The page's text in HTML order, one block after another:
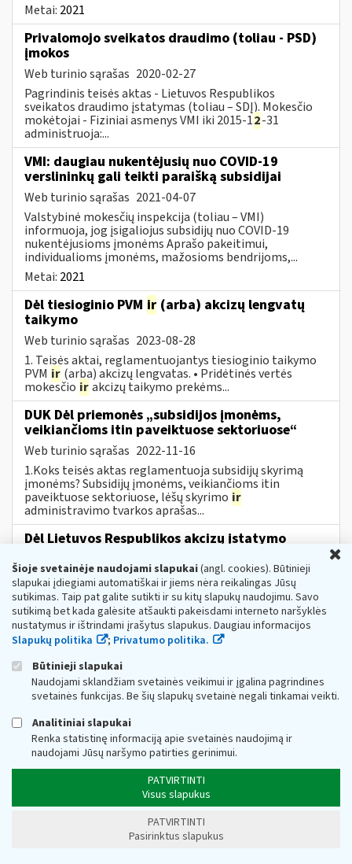
Metai: 2021
Privalomojo sveikatos draudimo (toliau - PSD)
įmokos
Web turinio sąrašas 2020-02-27
Pagrindinis teisės aktas - Lietuvos Respublikos
sveikatos draudimo įstatymas (toliau – SDĮ). Mokesčio
mokėtojai - Fiziniai asmenys VMI iki 2015-12-31
administruoja:...
VMI: daugiau nukentėjusių nuo COVID-19
verslininkų gali teikti paraišką subsidijai
Web turinio sąrašas 2021-04-07
Valstybinė mokesčių inspekcija (toliau – VMI)
informuoja, jog įsigaliojus subsidijų nuo COVID-19
nukentėjusioms įmonėms Aprašo pakeitimui,
individualioms įmonėms, mažosioms bendrijoms,...
Metai: 2021
Dėl tiesioginio PVM ir (arba) akcizų lengvatų
taikymo
Web turinio sąrašas 2023-08-28
1. Teisės aktai, reglamentuojantys tiesioginio taikymo
PVM ir (arba) akcizų lengvatas. • Pridėtinės vertės
mokesčio irakcizų taikymo prekėms...
DUK Dėl priemonės „subsidijos įmonėms,
veikiančioms itin paveiktuose sektoriuose“
Web turinio sąrašas 2022-11-16
1.Koks teisės aktas reglamentuoja subsidijų skyrimą
įmonėms? Subsidijų įmonėms, veikiančioms itin
paveiktuose sektoriuose, lėšų skyrimo ir
administravimo tvarkos aprašas...
Dėl Lietuvos Respublikos akcizų įstatymo
Web turinio sąrašas 2023-02-10
Informuojame, kad, vadovaujantis Lietuvos Respublikos
akcizų įstatymo (toliau − AĮ) pakeitimu Nr. XIV-777[1],
nuo 2023 m. vasario 13 d. įsigalioja šie AĮ pakeitimai:
nustatoma, kad akcizais...
Akcizų mokesčių pakeitimai nuo 2023 m.
DUK Dėl priemonės „subsidijos įmonėms,
Web turinio sąrašas
2022-11-16
1. Koks teisės aktas reglamentuoja subsidijų skyrimą
įmonėms? Subsidijų įmonėms, veikiančioms itin
paveiktuose sektoriuose, lėšų skyrimo
administravimo tvarkos...
gyventojams taikomos
nekilnojamojo turto mokesčio lengvatos?
Šioje svetainėje naudojami slapukai(angl. cookies). Būtinieji
slapukai įdiegiami automatiškai ir jiems nėra reikalingas Jūsų
sutikimas. Taip pat galite sutikti ir su kitų slapukų naudojimu. Savo
sutikimą bet kada galėsite atšaukti pakeisdami interneto naršyklės
nustatymus ir ištrindami įrašytus slapukus. Daugiau informacijos
Slapukų politika
; Privatumo politika.
Būtinieji slapukai
Naudojami sklandžiam svetainės veikimui ir įgalina pagrindines
svetainės funkcijas. Be šių slapukų svetainė negali tinkamai veikti.
Analitiniai slapukai
Renka statistinę informaciją apie svetainės naudojimą ir
naudojami Jūsų naršymo patirties gerinimui.
PATVIRTINTI
Visus slapukus
PATVIRTINTI
Pasirinktus slapukus